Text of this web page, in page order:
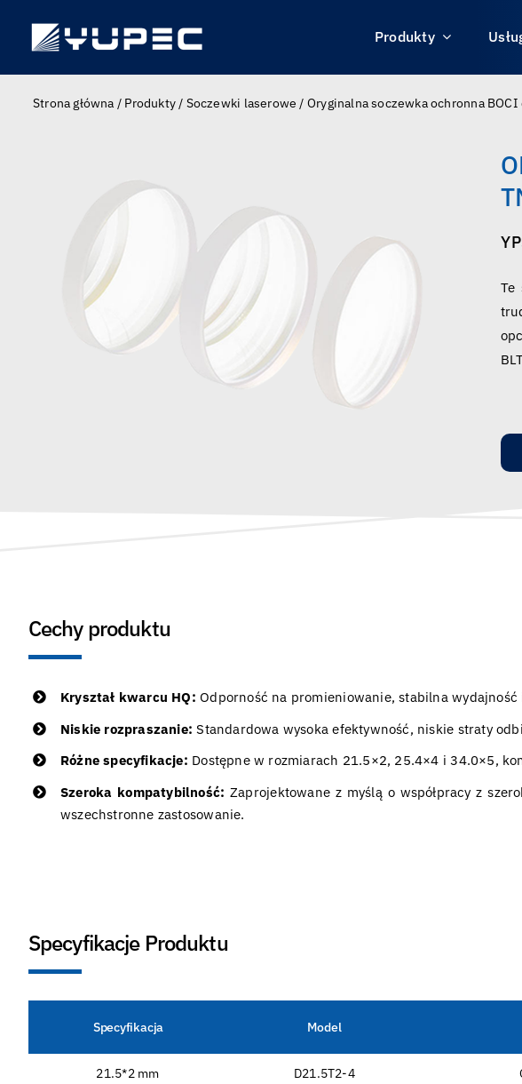
content
Produkty
Strona główna / Produkty/ Soczewki laserowe / Oryginalna soczewka ochronna
Te
Cechy produktu
Kryształ kwarcu HQ: Odporność na promieniowanie, stabilna
Niskie rozpraszanie: Standardowa wysoka efektywność, niskie straty
Różne specyfikacje: Dostępne w rozmiarach 21.5×2, 25.4×4 i 34.0×5,
Szeroka kompatybilność: Zaprojektowane z myślą o współpracy z
wszechstronne zastosowanie.
Specyfikacje Produktu
Specyfikacja Model
21.5*2 mm D21.5T2-4